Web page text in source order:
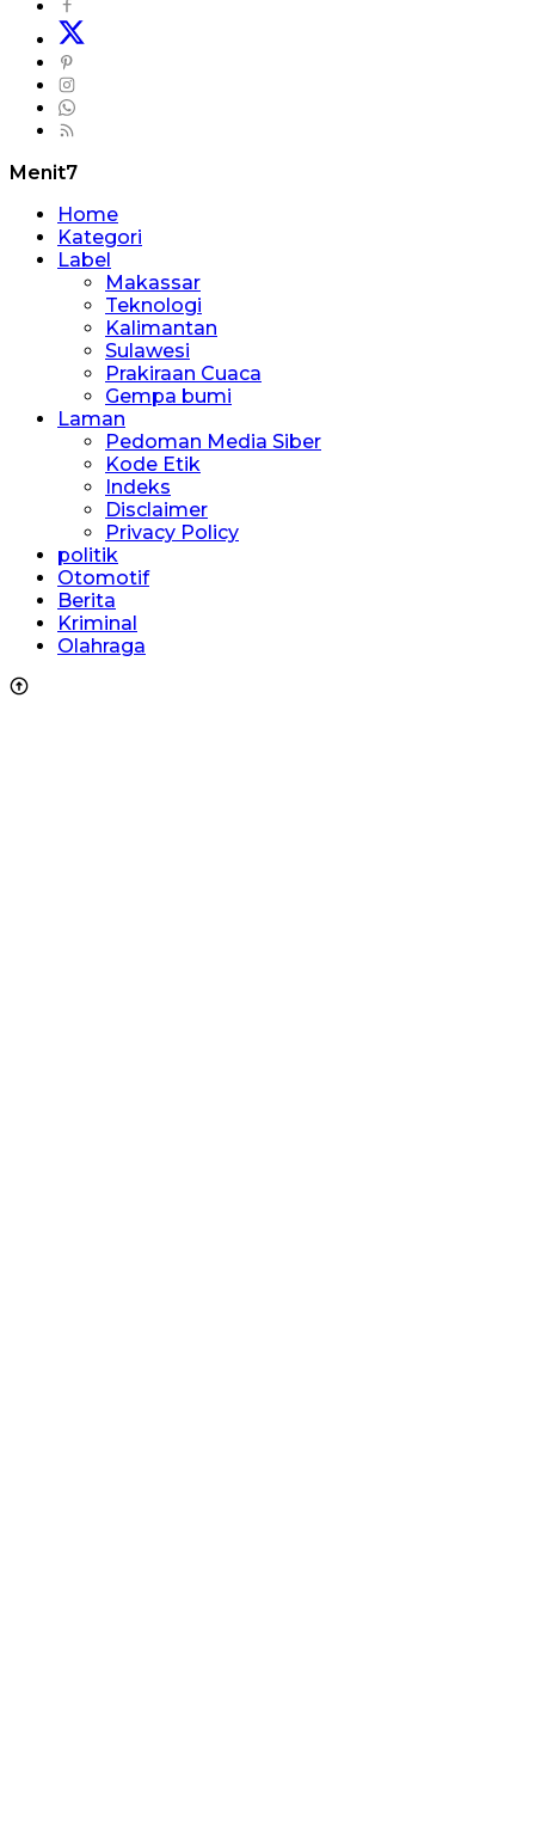
Menit7
Home
Kategori
Label
Makassar
Teknologi
Kalimantan
Sulawesi
Prakiraan Cuaca
Gempa bumi
Laman
Pedoman Media Siber
Kode Etik
Indeks
Disclaimer
Privacy Policy
politik
Otomotif
Berita
Kriminal
Olahraga